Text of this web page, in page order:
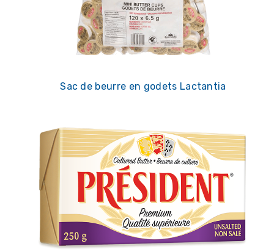
Sac de beurre en godets Lactantia